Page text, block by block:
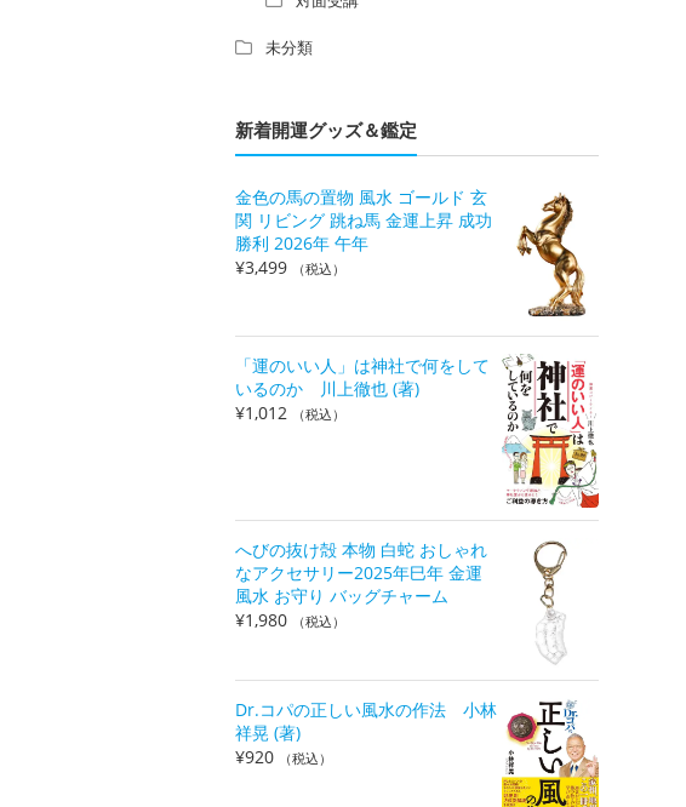
未分類
新着開運グッズ＆鑑定
金色の馬の置物 風水 ゴールド 玄
関 リビング 跳ね馬 金運上昇 成功
勝利 2026年 午年
¥3,499 （税込）
「運のいい人」は神社で何をして
いるのか 川上徹也 (著)
¥1,012 （税込）
へびの抜け殻 本物 白蛇 おしゃれ
なアクセサリー2025年巳年 金運
風水 お守り バッグチャーム
¥1,980 （税込）
Dr.コパの正しい風水の作法 小林
祥晃 (著)
¥920 （税込）